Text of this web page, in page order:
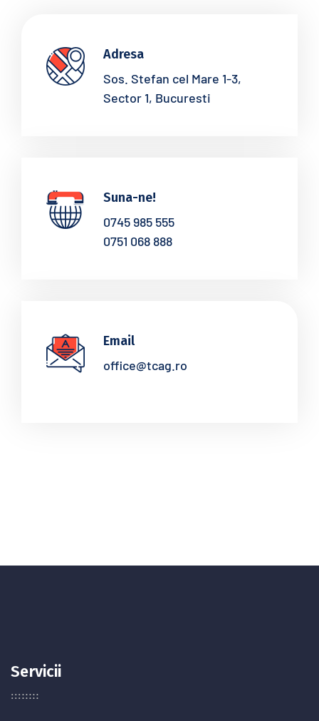
Adresa
Sos. Stefan cel Mare 1-3,
Sector 1, Bucuresti
Suna-ne!
0745 985 555
0751 068 888
Email
office@tcag.ro
Servicii